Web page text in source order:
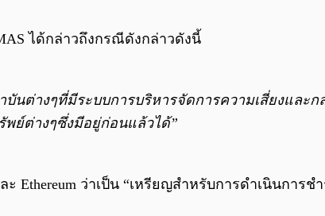
ได้กล่าวถึงกรณีดังกล่าวดังนี้
ต่างๆที่มีระบบการบริหารจัดการความเสี่ยงและ
ย์ต่างๆซึ่งมีอยู่ก่อนแล้วได้”
ว่าเป็น “เหรียญสำหรับการดำเนินการชำ